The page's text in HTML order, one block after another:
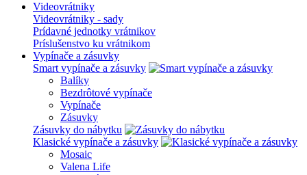
Videovrátniky
Videovrátniky - sady
Prídavné jednotky vrátnikov
Príslušenstvo ku vrátnikom
Vypínače a zásuvky
Smart vypínače a zásuvky
Balíky
Bezdrôtové vypínače
Vypínače
Zásuvky
Zásuvky do nábytku
Klasické vypínače a zásuvky
Mosaic
Valena Life